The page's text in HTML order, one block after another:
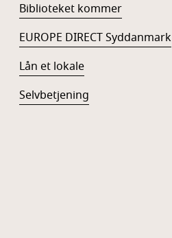
Biblioteket kommer
EUROPE DIRECT Syddanmark
Lån et lokale
Selvbetjening